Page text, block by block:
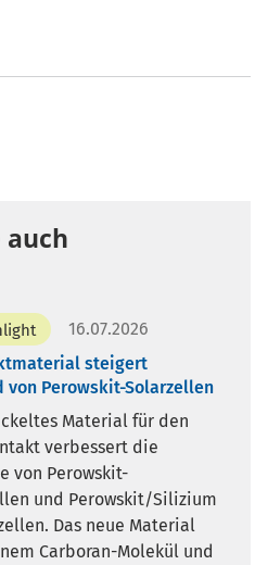
auch
16.07.2026
steigert
von Perowskit-Solarzellen
Material für den
verbessert die
von Perowskit-
und Perowskit/Silizium
Das neue Material
Carboran-Molekül und